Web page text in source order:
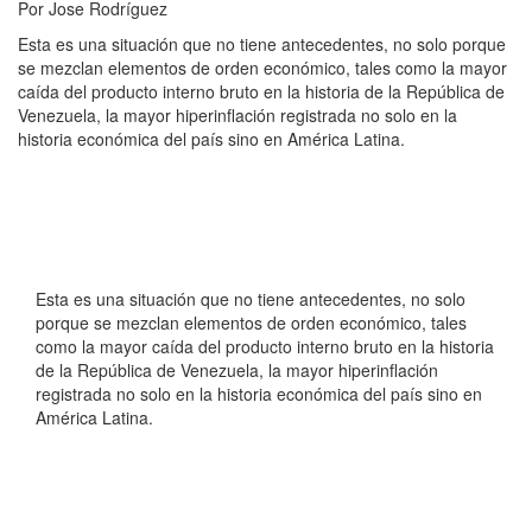
Por Jose Rodríguez
Esta es una situación que no tiene antecedentes, no solo porque
se mezclan elementos de orden económico, tales como la mayor
caída del producto interno bruto en la historia de la República de
Venezuela, la mayor hiperinflación registrada no solo en la
historia económica del país sino en América Latina.
Esta es una situación que no tiene antecedentes, no solo
porque se mezclan elementos de orden económico, tales
como la mayor caída del producto interno bruto en la historia
de la República de Venezuela, la mayor hiperinflación
registrada no solo en la historia económica del país sino en
América Latina.